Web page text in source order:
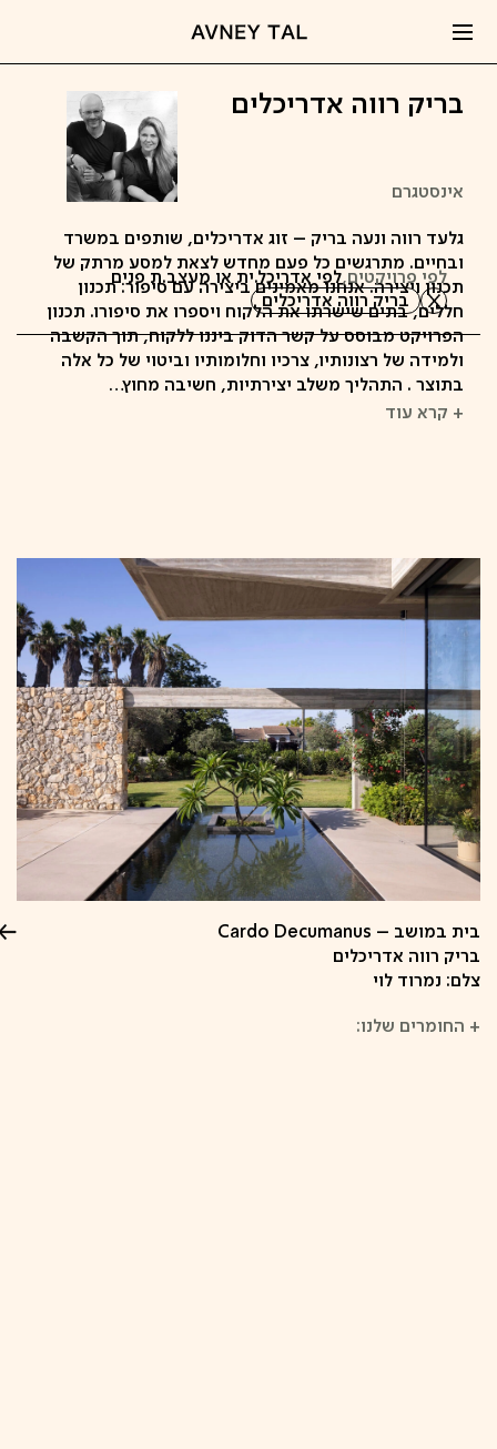
לתוכן
לפי פרויקטים,לפי אדריכל.ית או מעצב.ת פנים
בריק רווה אדריכלים
בריק רווה אדריכלים
אינסטגרם
גלעד רווה ונעה בריק – זוג אדריכלים, שותפים במשרד
ובחיים. מתרגשים כל פעם מחדש לצאת למסע מרתק של
תכנון ויצירה. אנחנו מאמינים ביצירה עם סיפור: תכנון
חללים, בתים שישרתו את הלקוח ויספרו את סיפורו. תכנון
הפרויקט מבוסס על קשר הדוק ביננו ללקוח, תוך הקשבה
ולמידה של רצונותיו, צרכיו וחלומותיו וביטוי של כל אלה
בתוצר . התהליך משלב יצירתיות, חשיבה מחוץ…
+ קרא עוד
בית במושב – Cardo Decumanus
בריק רווה אדריכלים
צלם: נמרוד לוי
+ החומרים שלנו: